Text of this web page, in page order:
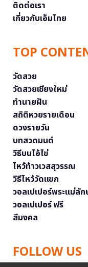
ติดต่อเรา
เกี่ยวกับเอ็มไทย
TOP
วัดสวย
วัดสวยเชียงใหม่
ทำนายฝัน
สถิติหวยรายเดือน
ดวงรายวัน
บทสวดมนต์
วิธีบนไอ้ไข่
ไหว้ท้าวเวสสุวรรณ
วิธีไหว้วัดแขก
วอลเปเปอร์พระแม่ลั
วอลเปเปอร์ ฟรี
สีมงคล
FOLLOW US